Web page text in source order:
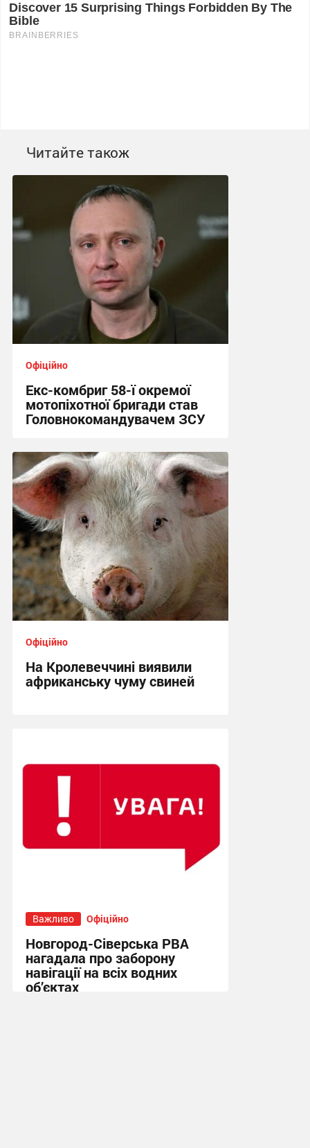
Читайте також
Офіційно
Екс-комбриг 58-ї окремої
мотопіхотної бригади став
Головнокомандувачем ЗСУ
23:25, 21.07.2026
Офіційно
На Кролевеччині виявили
африканську чуму свиней
Важливо Офіційно
Новгород-Сіверська РВА
нагадала про заборону
навігації на всіх водних
об’єктах